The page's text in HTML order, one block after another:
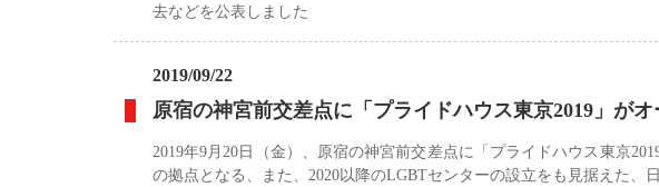
去などを公表しました
2019/09/22
原宿の神宮前交差点に「プライドハウス東京2019」が
2019年9月20日（金）、原宿の神宮前交差点に「プライドハウス東京
の拠点となる、また、2020以降のLGBTセンターの設立をも見据えた、